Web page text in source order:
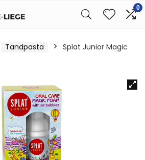
0
Tandpasta
Splat Junior Magic